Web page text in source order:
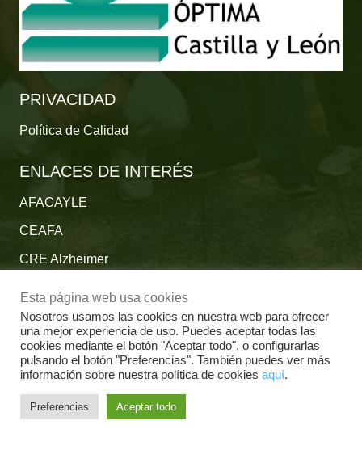
PRIVACIDAD
Política de Calidad
ENLACES DE INTERÉS
AFACAYLE
CEAFA
CRE Alzheimer
Fundación Cien
Plataforma del Voluntariado de España
Fundación Por un Mañana sin Alzheimer
Fundación Tase
Esta página web usa cookies
Nosotros usamos las cookies en nuestra web para ofrecer
una mejor experiencia de uso. Puedes aceptar todas las
cookies mediante el botón "Aceptar todo", o configurarlas
pulsando el botón "Preferencias". También puedes ver más
información sobre nuestra política de cookies aquí.
Preferencias Aceptar todo